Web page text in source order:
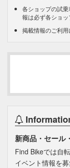
各ショップの試
報は必ず各ショッ
掲載情報のご利
新商品・セール
Find Bikeでは自
イベント情報を募